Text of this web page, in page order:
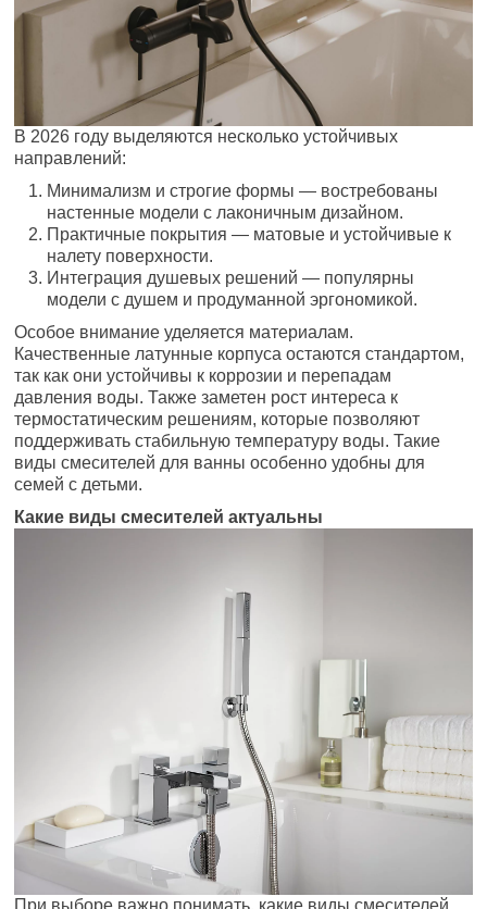
В 2026 году выделяются несколько устойчивых
направлений:
Минимализм и строгие формы — востребованы
настенные модели с лаконичным дизайном.
Практичные покрытия — матовые и устойчивые к
налету поверхности.
Интеграция душевых решений — популярны
модели с душем и продуманной эргономикой.
Особое внимание уделяется материалам.
Качественные латунные корпуса остаются стандартом,
так как они устойчивы к коррозии и перепадам
давления воды. Также заметен рост интереса к
термостатическим решениям, которые позволяют
поддерживать стабильную температуру воды. Такие
виды смесителей для ванны особенно удобны для
семей с детьми.
Какие виды смесителей актуальны
При выборе важно понимать, какие виды смесителей